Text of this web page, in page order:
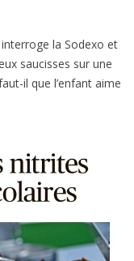
la Sodexo et
saucisses sur une
il que l’enfant aime